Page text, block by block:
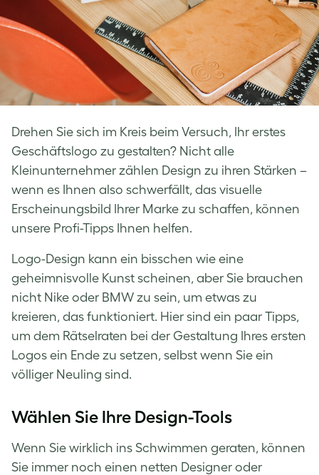
Drehen Sie sich im Kreis beim Versuch, Ihr erstes
Geschäftslogo zu gestalten? Nicht alle
Kleinunternehmer zählen Design zu ihren Stärken –
wenn es Ihnen also schwerfällt, das visuelle
Erscheinungsbild Ihrer Marke zu schaffen, können
unsere Profi-Tipps Ihnen helfen.
Logo-Design kann ein bisschen wie eine
geheimnisvolle Kunst scheinen, aber Sie brauchen
nicht Nike oder BMW zu sein, um etwas zu
kreieren, das funktioniert. Hier sind ein paar Tipps,
um dem Rätselraten bei der Gestaltung Ihres ersten
Logos ein Ende zu setzen, selbst wenn Sie ein
völliger Neuling sind.
Wählen Sie Ihre Design-Tools
Wenn Sie wirklich ins Schwimmen geraten, können
Sie immer noch einen netten Designer oder